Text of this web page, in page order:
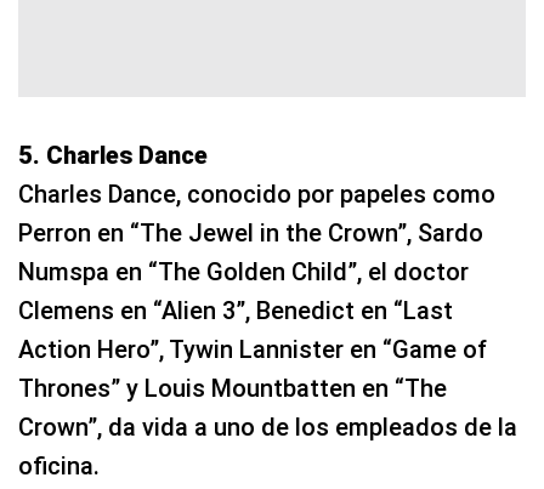
5. Charles Dance
Charles Dance, conocido por papeles como
Perron en “The Jewel in the Crown”, Sardo
Numspa en “The Golden Child”, el doctor
Clemens en “Alien 3”, Benedict en “Last
Action Hero”, Tywin Lannister en “Game of
Thrones” y Louis Mountbatten en “The
Crown”, da vida a uno de los empleados de la
oficina.